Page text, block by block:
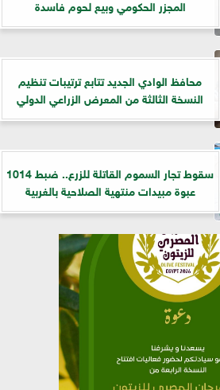
المجزر الحكومي وبيع لحوم فاسدة
​محافظ الوادي الجديد تتابع ترتيبات تنظيم
النسخة الثالثة من المعرض الزراعي الدولي
سقوط تجار السموم القاتلة للزرع.. ضبط 1014
عبوة مبيدات منتهية الصلاحية بالغربية